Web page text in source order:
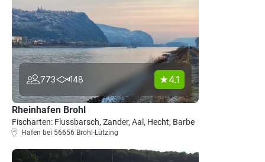
773 148 4.1
Rheinhafen Brohl
Fischarten: Flussbarsch, Zander, Aal, Hecht, Barbe
Hafen bei 56656 Brohl-Lützing